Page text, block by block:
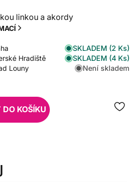
linkou a akordy
SKLADEM (2 Ks)
Hradiště
SKLADEM (4 Ks)
Louny
Není skladem
DO KOŠÍKU